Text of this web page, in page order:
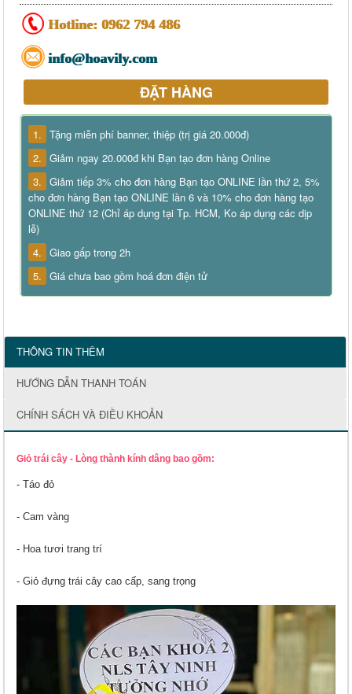
Hotline: 0962 794 486
info@hoavily.com
ĐẶT HÀNG
1. Tặng miễn phí banner, thiệp (trị giá 20.000đ)
2. Giảm ngay 20.000đ khi Bạn tạo đơn hàng Online
3. Giảm tiếp 3% cho đơn hàng Bạn tạo ONLINE lần thứ 2, 5%
cho đơn hàng Bạn tạo ONLINE lần 6 và 10% cho đơn hàng tạo
ONLINE thứ 12 (Chỉ áp dụng tại Tp. HCM, Ko áp dụng các dịp
lễ)
4. Giao gấp trong 2h
5. Giá chưa bao gồm hoá đơn điện tử
THÔNG TIN THÊM
HƯỚNG DẪN THANH TOÁN
CHÍNH SÁCH VÀ ĐIỀU KHOẢN
Giỏ trái cây - Lòng thành kính dâng bao gồm:
- Táo đỏ
- Cam vàng
- Hoa tươi trang trí
- Giỏ đựng trái cây cao cấp, sang trọng